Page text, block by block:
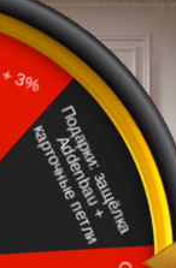
Tivoli /
Тиволи А-1
Domenica /
Доменика
Порта
Классик
37 600 ₽